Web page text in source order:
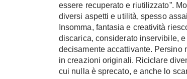
essere recuperato e riutilizzato”.
diversi aspetti e utilità, spesso
Insomma, fantasia e creatività
discarica, considerato inservibile,
decisamente accattivante. Persino
in creazioni originali. Riciclare
cui nulla è sprecato, e anche lo